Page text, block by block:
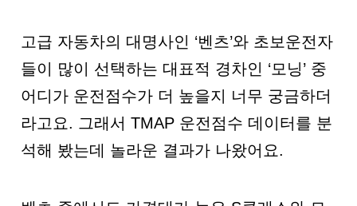
고급 자동차의 대명사인 ‘벤츠’와 초보운전자
들이 많이 선택하는 대표적 경차인 ‘모닝’ 중
어디가 운전점수가 더 높을지 너무 궁금하더
라고요. 그래서 TMAP 운전점수 데이터를 분
석해 봤는데 놀라운 결과가 나왔어요.